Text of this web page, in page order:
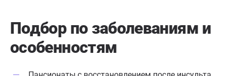
Николаевна.
Подбор по заболеваниям и
особенностям